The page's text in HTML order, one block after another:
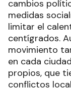
cambios
medidas
limitar el
centígrados.
movimiento
en cada
propios, que
conflictos